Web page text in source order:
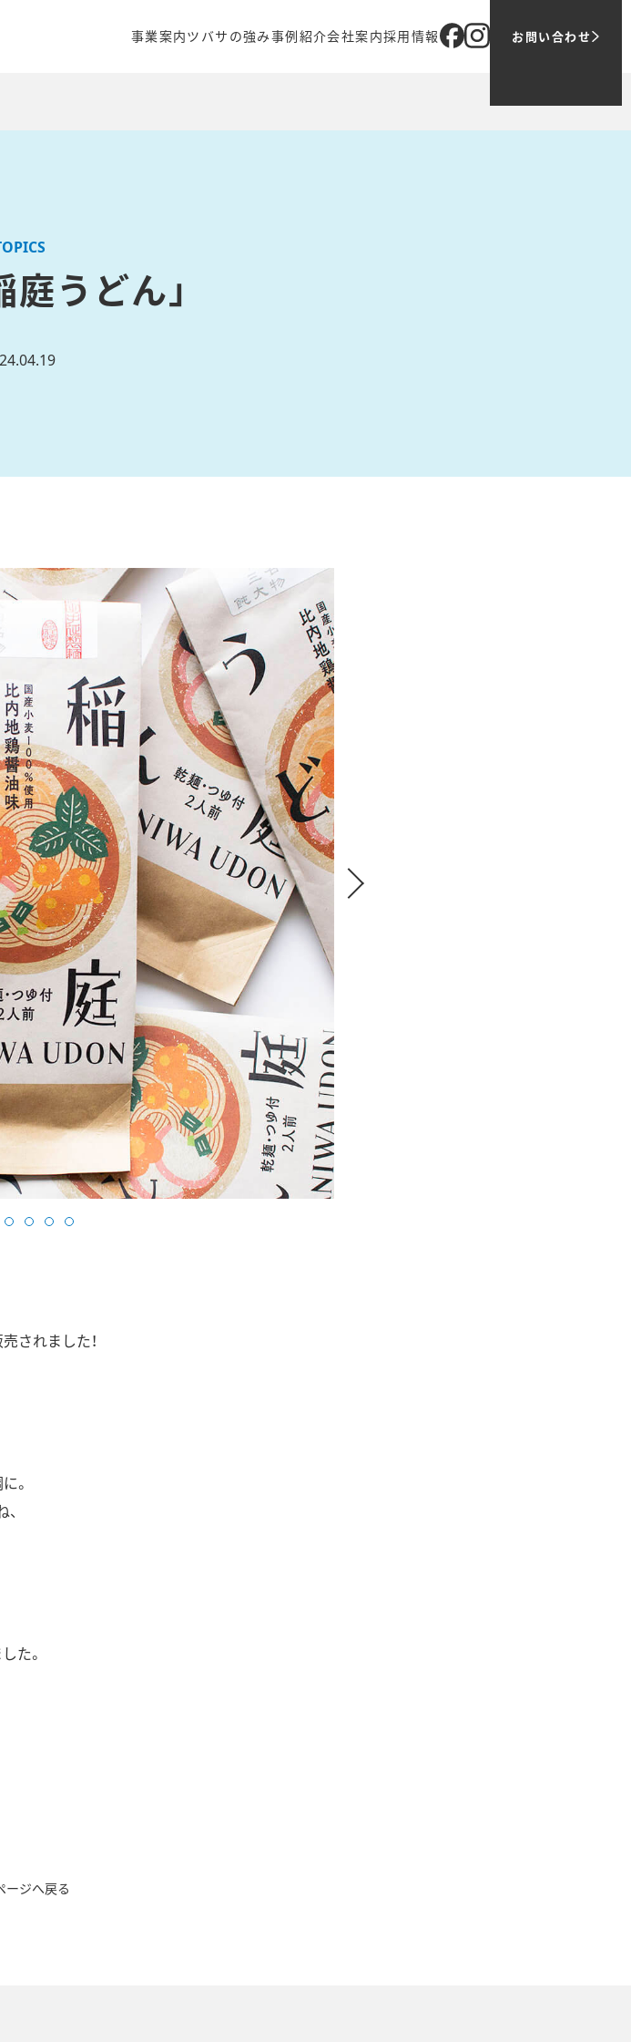
事業案内
WEBマーケティング
ツバサの強み事例紹介会社案内
会社概要
採用情報
1日の仕事の流れ
お問い合わせ
庭うどん」
されました！
。
た。
ージへ戻る